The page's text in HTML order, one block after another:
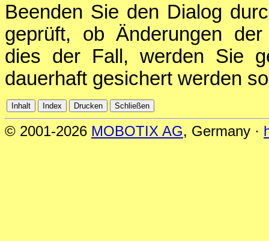
Beenden Sie den Dialog
geprüft, ob Änderungen
dies der Fall, werden Sie
dauerhaft gesichert werden
© 2001-2026 MOBOTIX AG, Germany ·